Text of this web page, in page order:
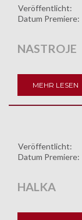
Veröffentlicht:
Datum Premiere:
NASTROJE
MEHR LESEN
Veröffentlicht:
Datum Premiere:
HALKA